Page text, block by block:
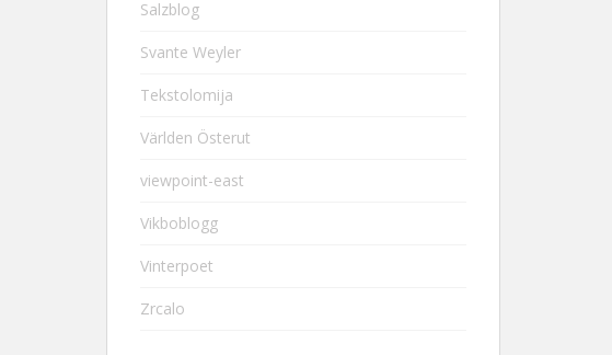
Salzblog
Svante Weyler
Tekstolomija
Världen Österut
viewpoint-east
Vikboblogg
Vinterpoet
Zrcalo